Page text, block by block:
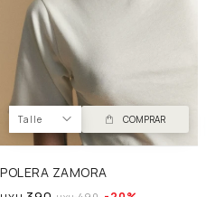
Talle COMPRAR
POLERA ZAMORA